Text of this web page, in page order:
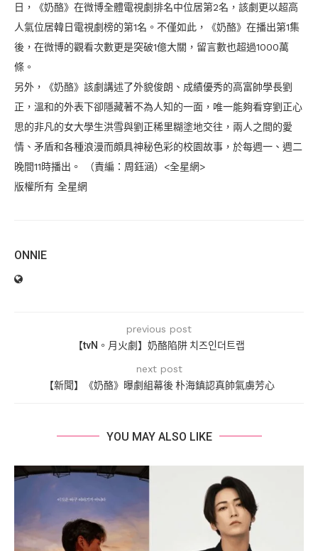
日，《奶酪》在微博全體電視劇排名中位居第2名，該劇更以超高
人氣位居韓日電視劇榜的第1名。不僅如此，《奶酪》在播出第1集
後，在微博的觀看次數更是突破1億大關，留言數也超過1000萬
條。
另外，《奶酪》該劇講述了外貌俊朗、成績優秀的高富帥學長劉
正，溫和的外表下卻隱藏著不為人知的一面，唯一能夠看穿劉正心
思的非凡的女大學生洪雪與劉正稀里糊塗地交往，兩人之間的愛
情、矛盾和各種浪漫而頗具神秘色彩的校園故事，於每週一、週二
晚間11時播出。 （責編：周鈺涵）<全星網>
版權所有 全星網
ONNIE
previous post
【tvN。月火劇】奶酪陷阱 치즈인더트랩
next post
【新聞】《奶酪》曝劇組幕後 朴海鎮認真帥氣虜芳心
YOU MAY ALSO LIKE